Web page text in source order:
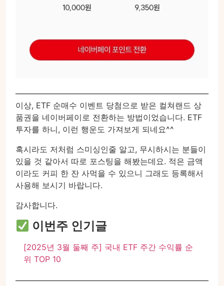
이상, ETF 순매수 이벤트 당첨으로 받은 컬쳐랜드 상
품권을 네이버페이로 전환하는 방법이었습니다. ETF
투자를 하니, 이런 행운도 가져보게 되네요^^
혹시라도 저처럼 스미싱인줄 알고, 무시하시는 분들이
있을 것 같아서 따로 포스팅을 해봤는데요. 적은 금액
이라도 커피 한 잔 사먹을 수 있으니 그래도 등록해서
사용해 보시기 바랍니다.
감사합니다.
이번주 인기글
[2025년 3월 둘째 주] 국내 ETF 주간 수익률 순
위 TOP 10